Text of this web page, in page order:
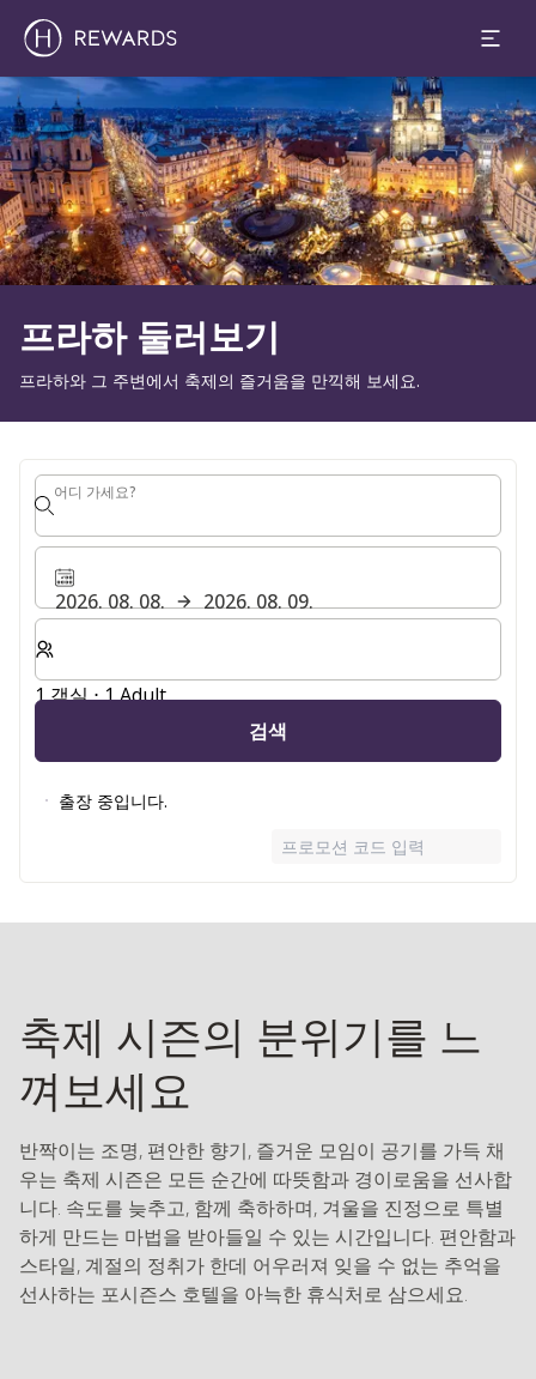
슬라이드 1 의 1
프라하 둘러보기
프라하와 그 주변에서 축제의 즐거움을 만끽해 보세요.
어디 가세요?
어디 가세요?
2026. 08. 08.
2026. 08. 09.
숙박할 객실 및 게스트 수 선택
1 객실 ⋅ 1 Adult
검색
출장 중입니다.
프로모션 코드 입력
축제 시즌의 분위기를 느
껴보세요
반짝이는 조명, 편안한 향기, 즐거운 모임이 공기를 가득 채
우는 축제 시즌은 모든 순간에 따뜻함과 경이로움을 선사합
니다. 속도를 늦추고, 함께 축하하며, 겨울을 진정으로 특별
하게 만드는 마법을 받아들일 수 있는 시간입니다. 편안함과
스타일, 계절의 정취가 한데 어우러져 잊을 수 없는 추억을
선사하는 포시즌스 호텔을 아늑한 휴식처로 삼으세요.